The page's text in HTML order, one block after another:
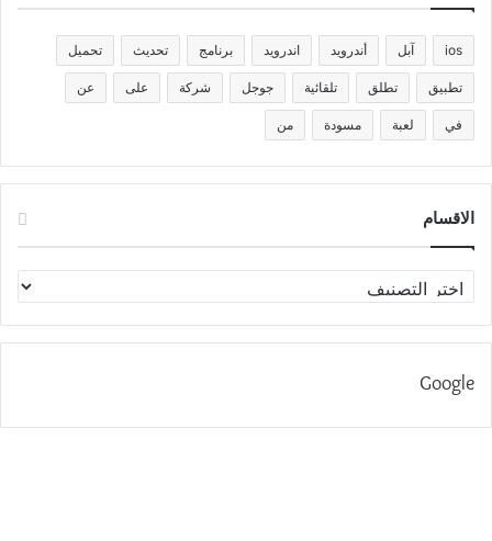
ios آبل أندرويد اندرويد برنامج تحديث تحميل
تطبيق تطلق تلقائية جوجل شركة على عن
في لعبة مسودة من
الاقسام
الاقسام
Google